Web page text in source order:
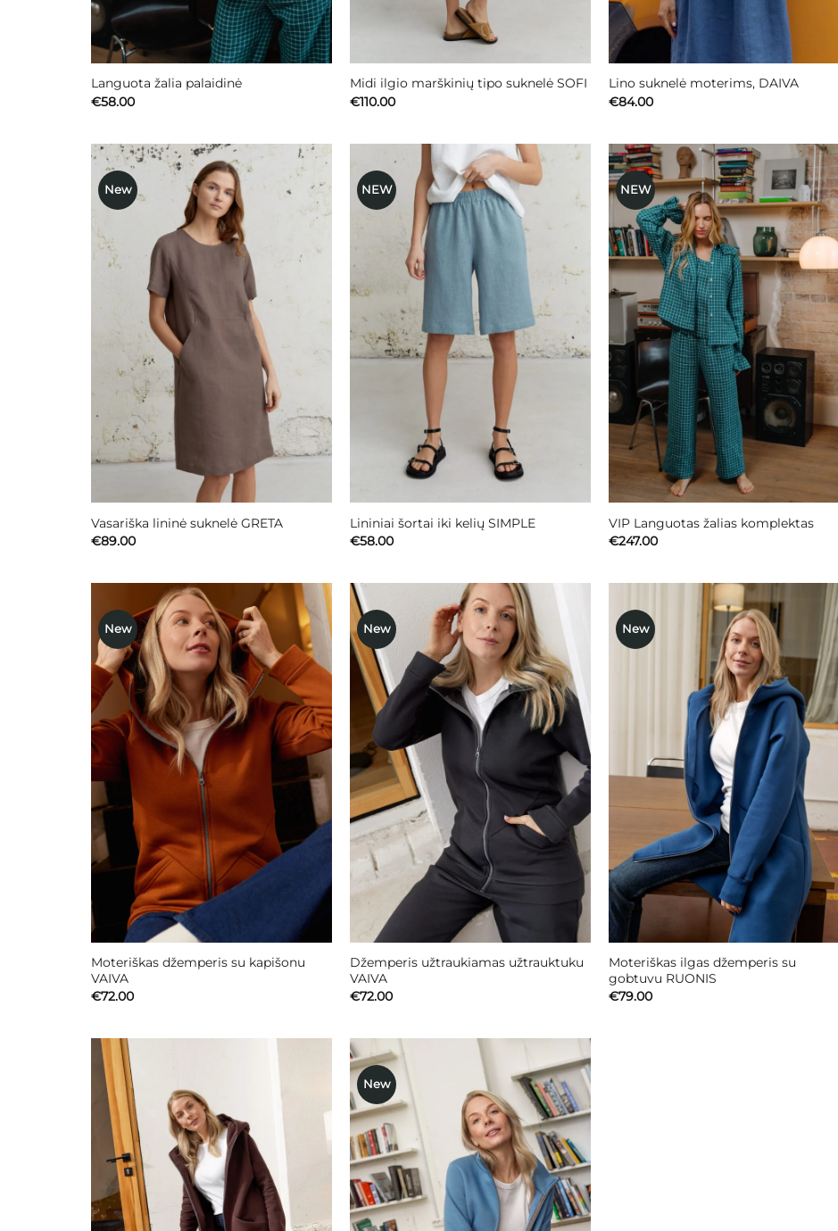
Languota žalia palaidinė
€58.00
Midi ilgio marškinių tipo suknelė SOFI
€110.00
Lino suknelė moterims, DAIVA
€84.00
New
Mėgstamiausias
Vasariška lininė suknelė GRETA
€89.00
NEW
Mėgstamiausias
Lininiai šortai iki kelių SIMPLE
€58.00
NEW
Mėgstamiausias
VIP Languotas žalias komplektas
€247.00
New
Mėgstamiausias
Moteriškas džemperis su kapišonu
VAIVA
€72.00
New
Mėgstamiausias
Džemperis užtraukiamas užtrauktuku
VAIVA
€72.00
New
Mėgstamiausias
Moteriškas ilgas džemperis su
gobtuvu RUONIS
€79.00
Mėgstamiausias
New
Mėgstamiausias